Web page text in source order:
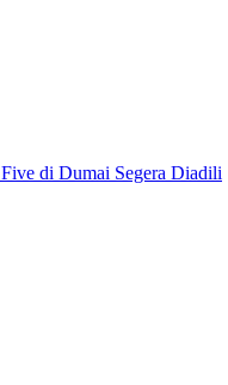
di Dumai Segera Diadili